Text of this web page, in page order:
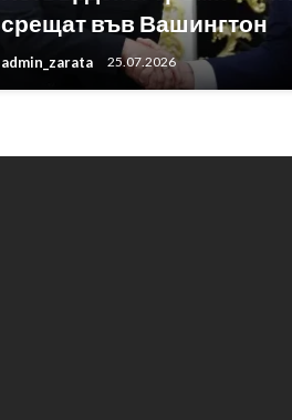
срещат във Вашингтон
admin_zarata 25.07.2026